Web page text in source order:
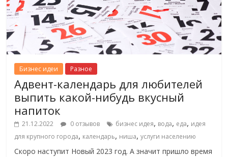
Бизнес идеи Разное
Адвент-календарь для любителей
выпить какой-нибудь вкусный
напиток
21.12.2022 0 отзывов бизнес идея, вода, еда, идея
для крупного города, календарь, ниша,услуги населению
Скоро наступит Новый 2023 год. А значит пришло время